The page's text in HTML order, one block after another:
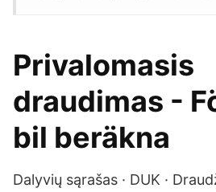
Privalomasis
draudimas -
bil beräkna
Dalyvių sąrašas · DUK ·